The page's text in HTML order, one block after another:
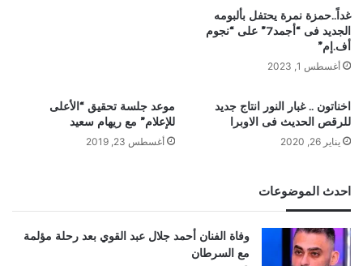
غداً..حمزة نمرة يحتفل بألبومه
الجديد فى “أجمد7” على “نجوم
أف.إم”
أغسطس 1, 2023
اخناتون .. غبار النور انتاج جديد
للرقص الحديث فى الاوبرا
يناير 26, 2020
موعد جلسة تحقيق “الأعلى
للإعلام” مع ريهام سعيد
أغسطس 23, 2019
احدث الموضوعات
وفاة الفنان أحمد جلال عبد القوي بعد رحلة مؤلمة
مع السرطان